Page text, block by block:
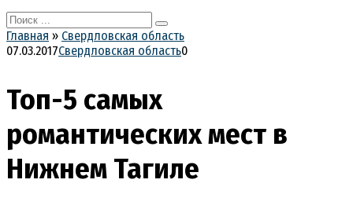
Search
for:
Главная » Свердловская область
07.03.2017Свердловская область0
Топ-5 самых
романтических мест в
Нижнем Тагиле